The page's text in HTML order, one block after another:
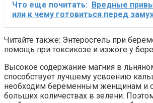
Что еще почитать: Вредные
или к чему готовиться перед
Читайте также: Энтеросгель при
помощь при токсикозе и изжоге у
Высокое содержание магния в
способствует лучшему усвоению
необходим беременным женщинам и
больших количествах в зелени.